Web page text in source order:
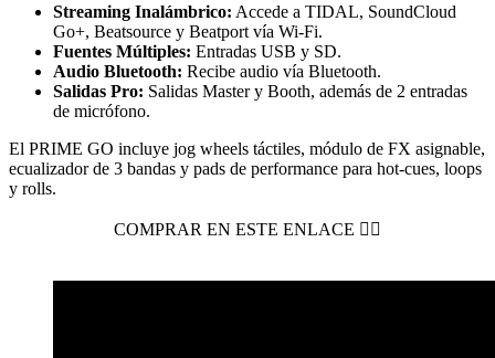
Streaming Inalámbrico: Accede a TIDAL, SoundCloud
Go+, Beatsource y Beatport vía Wi-Fi.
Fuentes Múltiples: Entradas USB y SD.
Audio Bluetooth: Recibe audio vía Bluetooth.
Salidas Pro: Salidas Master y Booth, además de 2 entradas
de micrófono.
El PRIME GO incluye jog wheels táctiles, módulo de FX asignable,
ecualizador de 3 bandas y pads de performance para hot-cues, loops
y rolls.
COMPRAR EN ESTE ENLACE 👈🏻